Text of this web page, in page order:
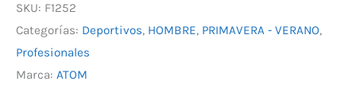
SKU: F1252
Categorías: Deportivos, HOMBRE, PRIMAVERA - VERANO,
Profesionales
Marca: ATOM